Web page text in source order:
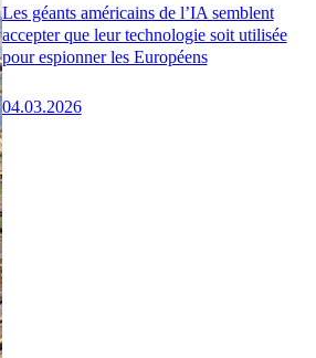
Les géants américains de l’IA semblent
accepter que leur technologie soit utilisée
pour espionner les Européens
04.03.2026